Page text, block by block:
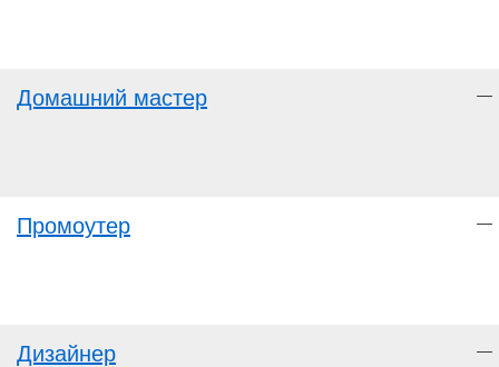
Домашний мастер —
Промоутер —
Дизайнер —